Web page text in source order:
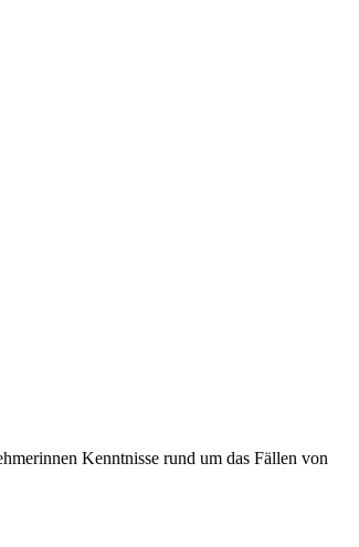
Kenntnisse rund um das Fällen von